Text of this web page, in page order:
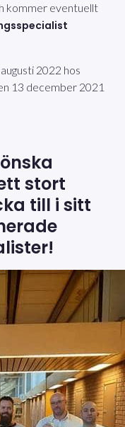
kommer eventuellt
2022 hos
13 december 2021
stort
till i sitt